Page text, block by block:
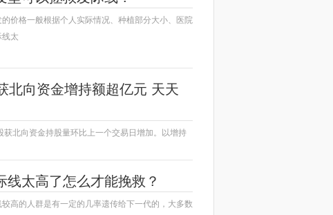
价格一般根据个人实际情况、种植部分大小、医院
太
北向资金增持额超亿元 天天
北向资金持股量环比上一个交易日增加。以增持
太高了怎么才能挽救？
高的人群是有一定的几率遗传给下一代的，大多数